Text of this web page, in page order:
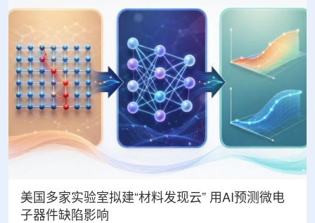
美国多家实验室拟建“材料发现云” 用AI预测微电
子器件缺陷影响